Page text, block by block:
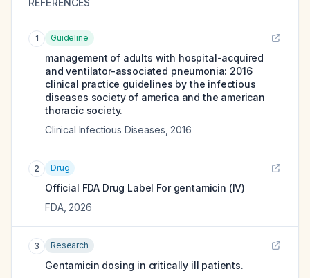
REFERENCES
1 Guideline
management of adults with hospital-acquired
and ventilator-associated pneumonia: 2016
clinical practice guidelines by the infectious
diseases society of america and the american
thoracic society.
Clinical Infectious Diseases 2016
2 Drug
Official FDA Drug Label For gentamicin (IV)
FDA, 2026
3 Research
Gentamicin dosing in critically ill patients.